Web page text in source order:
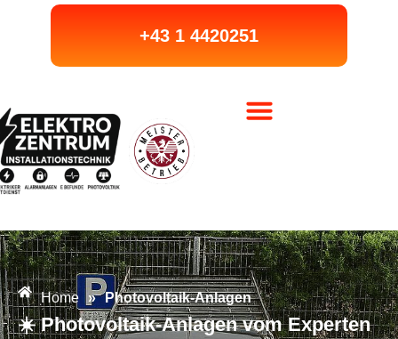
+43 1 4420251
Home » Photovoltaik-Anlagen
☀️ Photovoltaik-Anlagen vom Experten